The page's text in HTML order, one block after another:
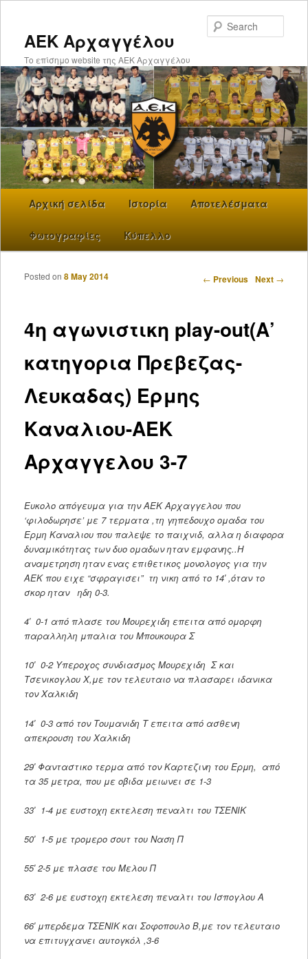
ΑΕΚ Αρχαγγέλου
Το επίσημο website της ΑΕΚ Αρχαγγέλου
Skip to primary content
Αρχική σελίδα Ιστορία Αποτελέσματα
Φωτογραφίες Κύπελλο
Post navigation
← Previous Next →
4η αγωνιστικη play-out(Α’
κατηγορια Πρεβεζας-
Λευκαδας) Ερμης
Καναλιου-ΑΕΚ
Αρχαγγελου 3-7
Posted on 8 May 2014
Ευκολο απόγευμα για την ΑΕΚ Αρχαγγελου που
‘φιλοδωρησε’ με 7 τερματα ,τη γηπεδουχο ομαδα του
Ερμη Καναλιου που παλεψε το παιχνιδ, αλλα η διαφορα
δυναμικότητας των δυο ομαδων ηταν εμφανης..Η
αναμετρηση ηταν ενας επιθετικος μονολογος για την
ΑΕΚ που ειχε “σφραγισει” τη νικη από το 14′ ,όταν το
σκορ ηταν ηδη 0-3.
4′ 0-1 από πλασε του Μουρεχιδη επειτα από ομορφη
παραλληλη μπαλια του Μπουκουρα Σ
10′ 0-2 Υπεροχος συνδιασμος Μουρεχιδη Σ και
Τσενικογλου Χ,με τον τελευταιο να πλασαρει ιδανικα
τον Χαλκιδη
14′ 0-3 από τον Τουμανιδη Τ επειτα από ασθενη
απεκρουση του Χαλκιδη
29′ Φανταστικο τερμα από τον Καρτεζινη του Ερμη, από
τα 35 μετρα, που με οβιδα μειωνει σε 1-3
33′ 1-4 με ευστοχη εκτελεση πεναλτι του ΤΣΕΝΙΚ
50′ 1-5 με τρομερο σουτ του Ναση Π
55′ 2-5 με πλασε του Μελου Π
63′ 2-6 με ευστοχη εκτελεση πεναλτι του Ισπογλου Α
66′ μπερδεμα ΤΣΕΝΙΚ και Σοφοπουλο Β,με τον τελευταιο
να επιτυγχανει αυτογκόλ ,3-6